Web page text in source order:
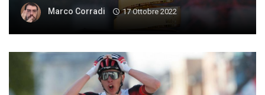
Marco Corradi 17 Ottobre 2022